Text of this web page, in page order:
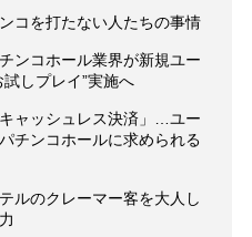
コを打たない人たちの事情
ンコホール業界が新規ユー
しプレイ”実施へ
ャッシュレス決済」…ユー
チンコホールに求められる
ルのクレーマー客を大人し